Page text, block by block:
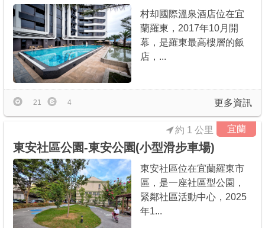
村却國際溫泉酒店位在宜
蘭羅東，2017年10月開
幕，是羅東最高樓層的飯
店，...
更多資訊
21 4
宜蘭
東安社區公園-東安公園(小型滑步車場)
約 1 公里
東安社區位在宜蘭羅東市
區，是一座社區型公園，
緊鄰社區活動中心，2025
年1...